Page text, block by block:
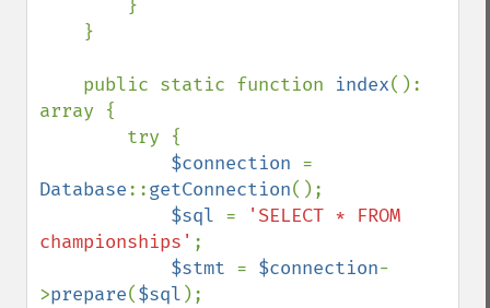
    public static function
index():
array {
$connection
Database::getConnection();
$sql =
'SELECT * FROM
championships' ;
$stmt = $connection-
>prepare($sql );